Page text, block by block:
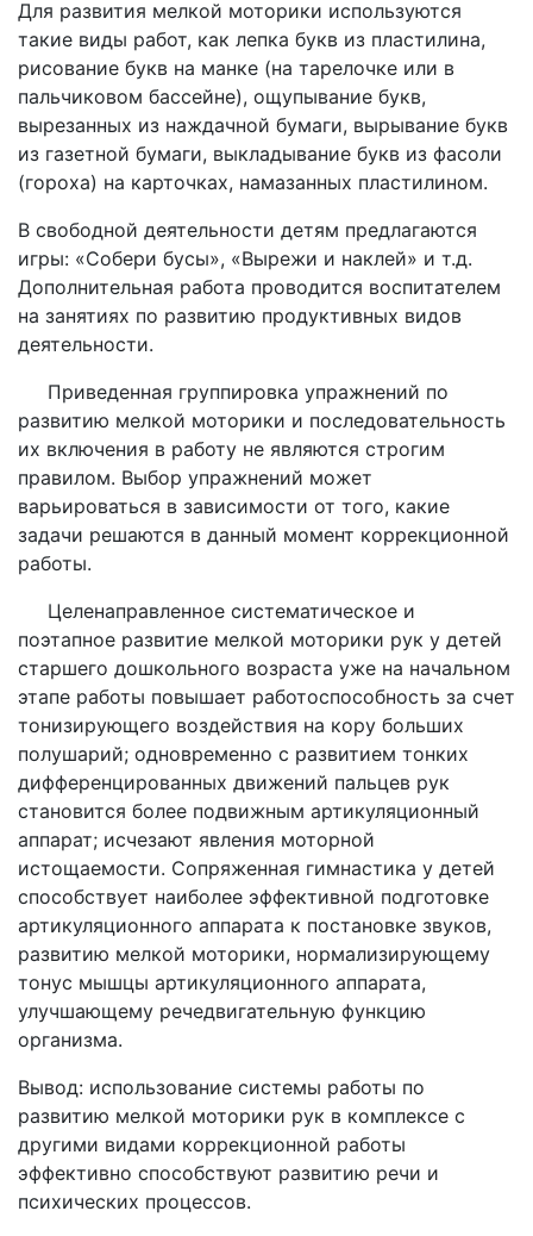
Для развития мелкой моторики используются
такие виды работ, как лепка букв из пластилина,
рисование букв на манке (на тарелочке или в
пальчиковом бассейне), ощупывание букв,
вырезанных из наждачной бумаги, вырывание букв
из газетной бумаги, выкладывание букв из фасоли
(гороха) на карточках, намазанных пластилином.
В свободной деятельности детям предлагаются
игры: «Собери бусы», «Вырежи и наклей» и т.д.
Дополнительная работа проводится воспитателем
на занятиях по развитию продуктивных видов
деятельности.
Приведенная группировка упражнений по
развитию мелкой моторики и последовательность
их включения в работу не являются строгим
правилом. Выбор упражнений может
варьироваться в зависимости от того, какие
задачи решаются в данный момент коррекционной
работы.
Целенаправленное систематическое и
поэтапное развитие мелкой моторики рук у детей
старшего дошкольного возраста уже на начальном
этапе работы повышает работоспособность за счет
тонизирующего воздействия на кору больших
полушарий; одновременно с развитием тонких
дифференцированных движений пальцев рук
становится более подвижным артикуляционный
аппарат; исчезают явления моторной
истощаемости. Сопряженная гимнастика у детей
способствует наиболее эффективной подготовке
артикуляционного аппарата к постановке звуков,
развитию мелкой моторики, нормализирующему
тонус мышцы артикуляционного аппарата,
улучшающему речедвигательную функцию
организма.
Вывод: использование системы работы по
развитию мелкой моторики рук в комплексе с
другими видами коррекционной работы
эффективно способствуют развитию речи и
психических процессов.